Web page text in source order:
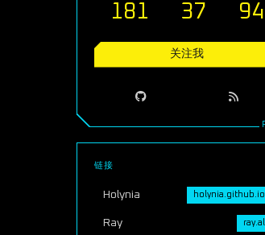
181 37 94
关注我
链接
Holynia holynia.github.io
Ray ray.al